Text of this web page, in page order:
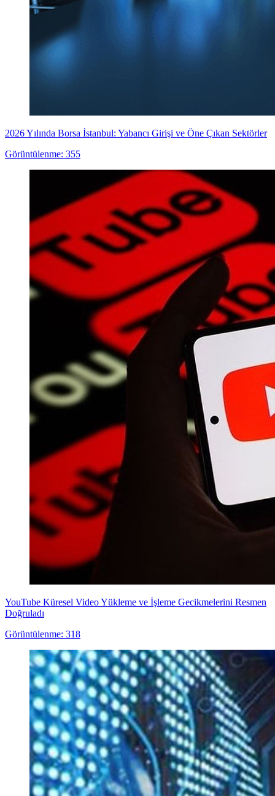
2026 Yılında Borsa İstanbul: Yabancı Girişi ve Öne Çıkan Sektörler
Görüntülenme: 355
YouTube Küresel Video Yükleme ve İşleme Gecikmelerini Resmen
Doğruladı
Görüntülenme: 318